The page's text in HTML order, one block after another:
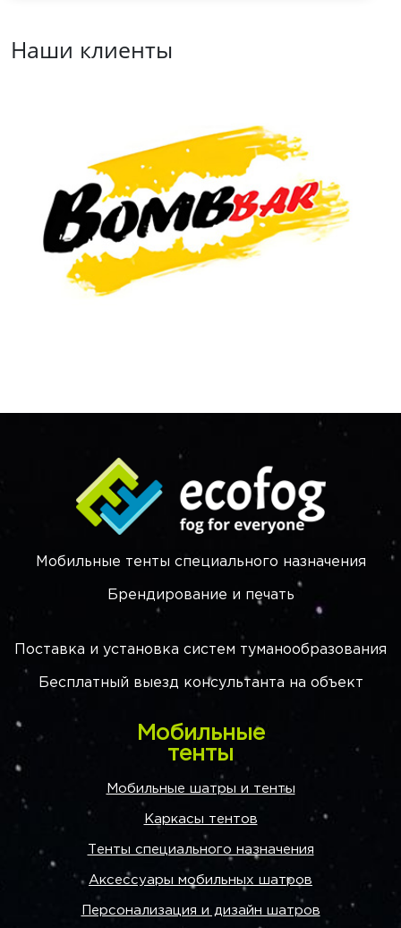
Наши клиенты
Мобильные тенты специального назначения
Брендирование и печать
Поставка и установка систем туманообразования
Бесплатный выезд консультанта на объект
Мобильные
тенты
Мобильные шатры и тенты
Каркасы тентов
Тенты специального назначения
Аксессуары мобильных шатров
Персонализация и дизайн шатров